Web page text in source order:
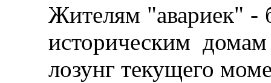
Жителям "авариек" -
историческим
лозунг текущего